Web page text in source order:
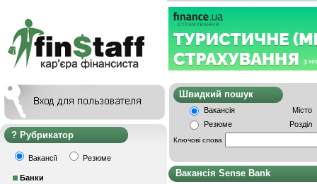
Рубрикатор
Вакансії Резюме
Банки
Швидкий
Вакансія
Місто
Резюме
Розділ
Ключові слова
Вакансія Sense Bank